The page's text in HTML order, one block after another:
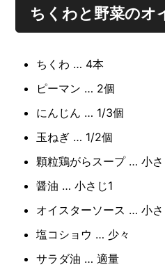
ちくわと野菜のオ
ちくわ … 4本
ピーマン … 2個
にんじん … 1/3個
玉ねぎ … 1/2個
顆粒鶏がらスープ … 小
醤油 … 小さじ1
オイスターソース … 小さ
塩コショウ … 少々
サラダ油 … 適量